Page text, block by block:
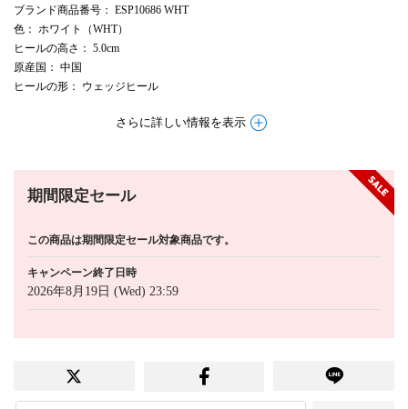
ブランド商品番号 ： ESP10686 WHT
色 ： ホワイト（WHT）
ヒールの高さ ： 5.0cm
原産国 ： 中国
ヒールの形 ： ウェッジヒール
さらに詳しい情報を表示
期間限定セール
この商品は期間限定セール対象商品です。
キャンペーン終了日時
2026年8月19日 (Wed) 23:59